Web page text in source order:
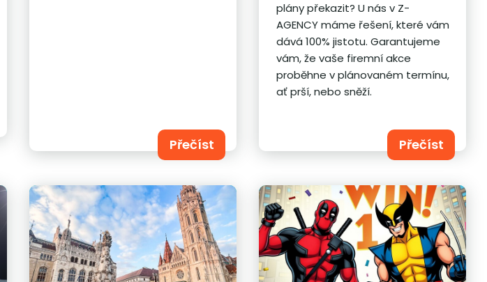
Přečíst
plány překazit? U nás v Z-
AGENCY máme řešení, které vám
dává 100% jistotu. Garantujeme
vám, že vaše firemní akce
proběhne v plánovaném termínu,
ať prší, nebo sněží.
Přečíst